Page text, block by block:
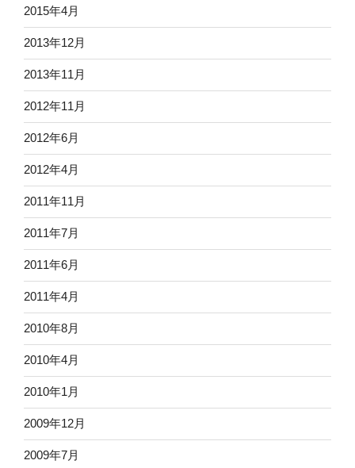
2015年4月
2013年12月
2013年11月
2012年11月
2012年6月
2012年4月
2011年11月
2011年7月
2011年6月
2011年4月
2010年8月
2010年4月
2010年1月
2009年12月
2009年7月